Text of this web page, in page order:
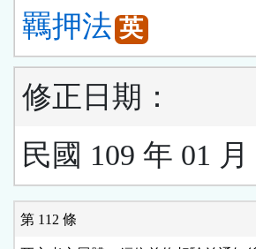
羈押法 英
修正日期：
民國 109 年 01 月
第 112 條